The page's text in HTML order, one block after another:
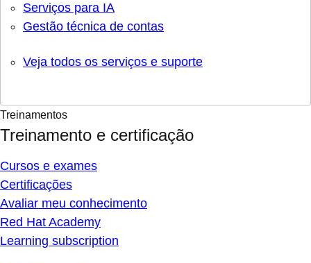
Serviços para IA
Gestão técnica de contas
Veja todos os serviços e suporte
Treinamentos
Treinamento e certificação
Cursos e exames
Certificações
Avaliar meu conhecimento
Red Hat Academy
Learning subscription